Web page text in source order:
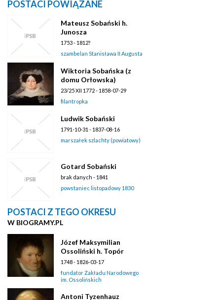
POSTACI POWIĄZANE
Mateusz Sobański h.
Junosza
1753 - 1812?
szambelan Stanisława II Augusta
Wiktoria Sobańska (z
domu Orłowska)
23/25 XII 1772 - 1858-07-29
filantropka
Ludwik Sobański
1791-10-31 - 1837-08-16
marszałek szlachty (powiatowy)
Gotard Sobański
brak danych - 1841
powstaniec listopadowy 1830
POSTACI Z TEGO OKRESU
W BIOGRAMY.PL
Józef Maksymilian
Ossoliński h. Topór
1748 - 1826-03-17
fundator Zakładu Narodowego
im. Ossolińskich
Antoni Tyzenhauz